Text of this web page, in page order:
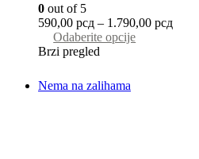
0 out of 5
590,00 рсд – 1.790,00 рсд
Odaberite opcije
Brzi pregled
Nema na zalihama